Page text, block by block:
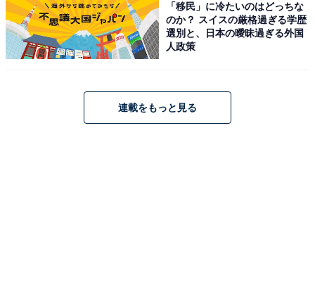
「移民」に冷たいのはどっちな
のか？ スイスの厳格過ぎる学歴
選別と、日本の曖昧過ぎる外国
人政策
連載をもっと見る